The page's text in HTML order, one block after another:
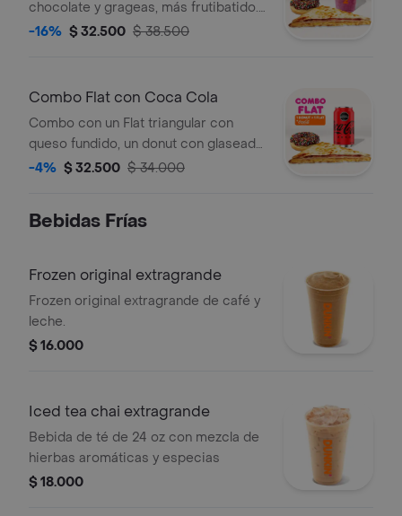
chocolate y grageas, más frutibatido.
Todo a tu elección.
-16% $ 32.500 $ 38.500
Combo Flat con Coca Cola
Combo con un Flat triangular con
queso fundido, un donut con glaseado
de chocolate y grageas, y una Coca-
-4% $ 32.500 $ 34.000
Bebidas Frí­as
Frozen original extragrande
Frozen original extragrande de café y
leche.
$ 16.000
Iced tea chai extragrande
Bebida de té de 24 oz con mezcla de
hierbas aromáticas y especias
$ 18.000